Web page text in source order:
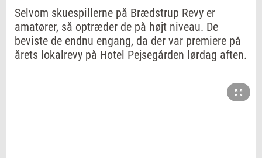
Selvom skuespillerne på Brædstrup Revy er
amatører, så optræder de på højt niveau. De
beviste de endnu engang, da der var premiere på
årets lokalrevy på Hotel Pejsegården lørdag aften.